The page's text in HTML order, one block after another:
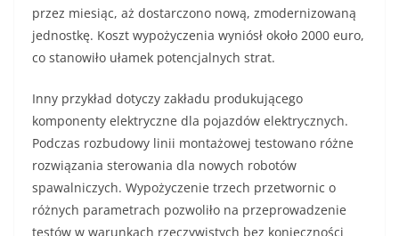
przez miesiąc, aż dostarczono nową, zmodernizowaną
jednostkę. Koszt wypożyczenia wyniósł około 2000 euro,
co stanowiło ułamek potencjalnych strat.
Inny przykład dotyczy zakładu produkującego
komponenty elektryczne dla pojazdów elektrycznych.
Podczas rozbudowy linii montażowej testowano różne
rozwiązania sterowania dla nowych robotów
spawalniczych. Wypożyczenie trzech przetwornic o
różnych parametrach pozwoliło na przeprowadzenie
testów w warunkach rzeczywistych bez konieczności